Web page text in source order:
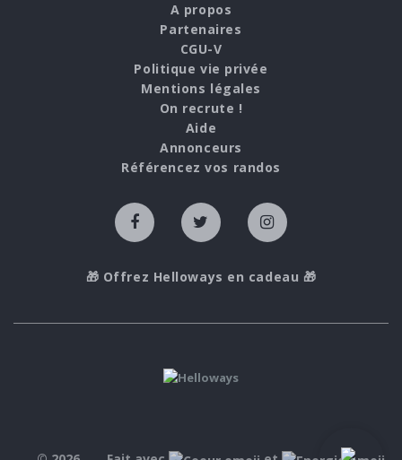
A propos
Partenaires
CGU-V
Politique vie privée
Mentions légales
On recrute !
Aide
Annonceurs
Référencez vos randos
🎁 Offrez Helloways en cadeau 🎁